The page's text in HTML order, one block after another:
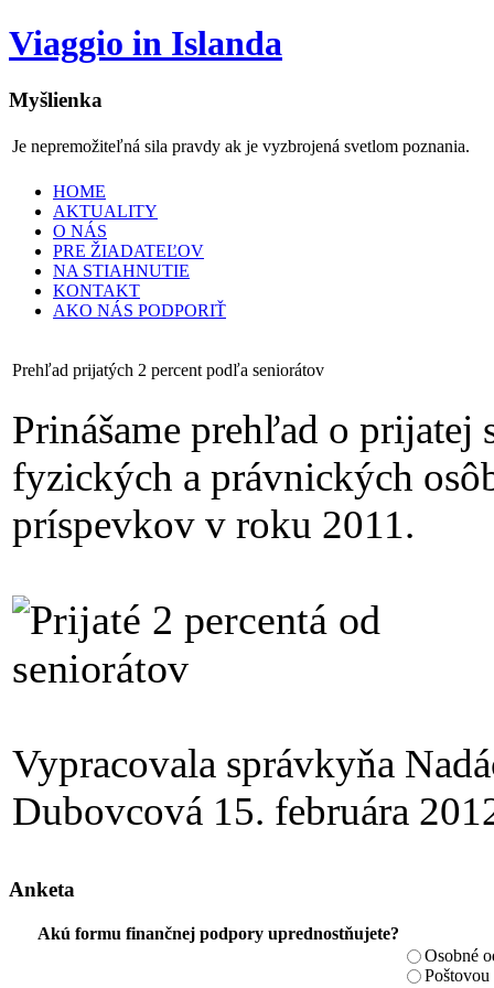
Viaggio in Islanda
Myšlienka
Je nepremožiteľná sila pravdy ak je vyzbrojená svetlom poznania.
HOME
AKTUALITY
O NÁS
PRE ŽIADATEĽOV
NA STIAHNUTIE
KONTAKT
AKO NÁS PODPORIŤ
Prehľad prijatých 2 percent podľa seniorátov
Prinášame prehľad o
fyzických a právnických
príspevkov v roku 2011.
Vypracovala správkyňa
Dubovcová 15. februára
Anketa
Akú formu finančnej podpory uprednostňujete?
Osobné